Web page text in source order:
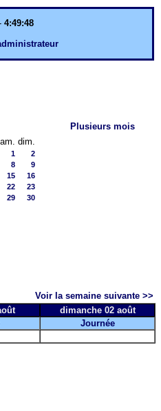
4:49:48
dim.
1
2
8
9
15
16
22
23
29
30
Plusieurs mois
Voir la semaine suivante >>
dimanche 02 août
Journée